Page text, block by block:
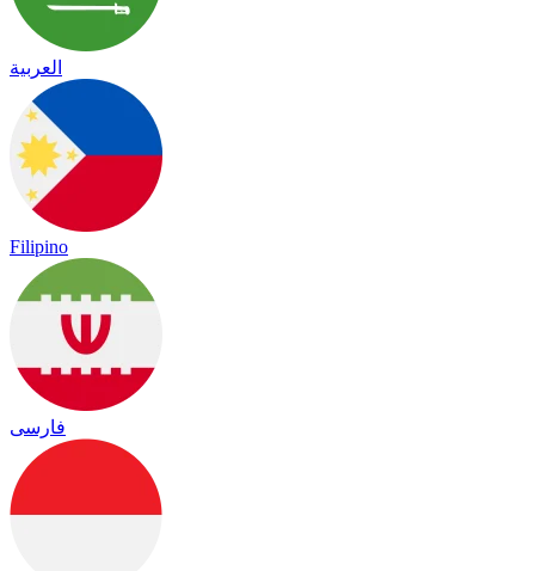
العربية
Filipino
فارسی